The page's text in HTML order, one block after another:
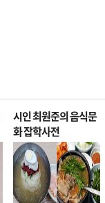
시인 최원준의 음식문
화 잡학사전